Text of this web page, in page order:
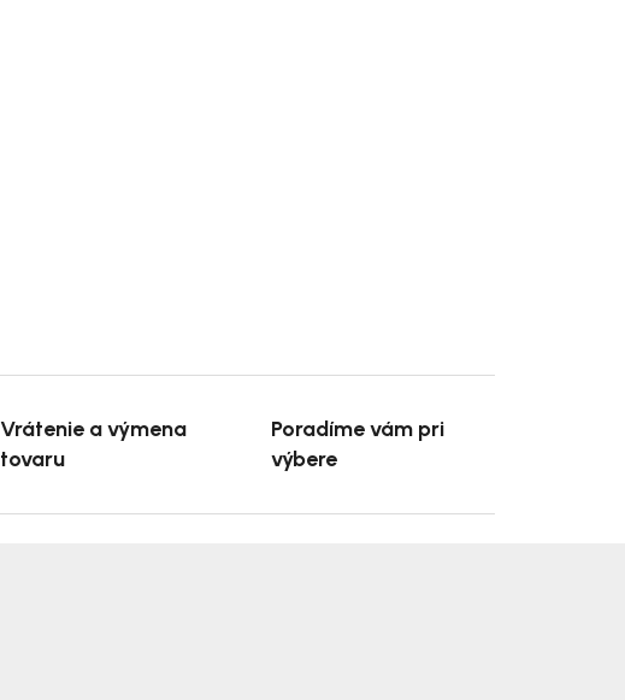
Vrátenie a výmena
tovaru
Poradíme vám pri
výbere